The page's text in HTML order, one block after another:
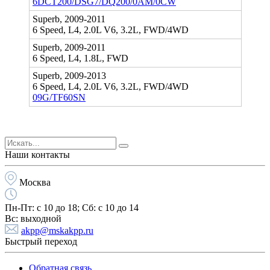
Superb, 2009-2011
6 Speed, L4, 2.0L V6, 3.2L, FWD/4WD
Superb, 2009-2011
6 Speed, L4, 1.8L, FWD
Superb, 2009-2013
6 Speed, L4, 2.0L V6, 3.2L, FWD/4WD
09G/TF60SN
Наши контакты
Москва
Пн-Пт: с 10 до 18; Cб: с 10 до 14
Вс: выходной
akpp@mskakpp.ru
Быстрый переход
Обратная связь